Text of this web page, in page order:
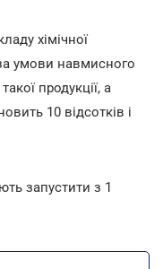
хімічної
умови навмисного
продукції, а
10 відсотків і
запустити з 1